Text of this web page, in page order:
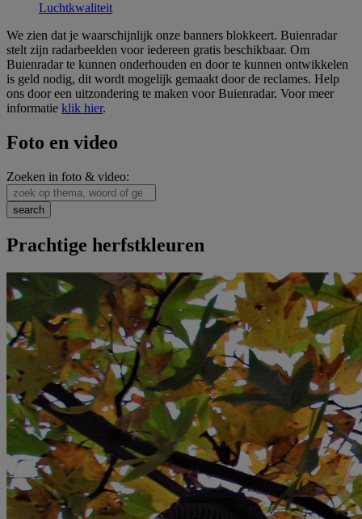
Luchtkwaliteit
We zien dat je waarschijnlijk onze banners blokkeert. Buienradar
stelt zijn radarbeelden voor iedereen gratis beschikbaar. Om
Buienradar te kunnen onderhouden en door te kunnen ontwikkelen
is geld nodig, dit wordt mogelijk gemaakt door de reclames. Help
ons door een uitzondering te maken voor Buienradar. Voor meer
informatie klik hier.
Foto en video
Zoeken in foto & video:
Prachtige herfstkleuren